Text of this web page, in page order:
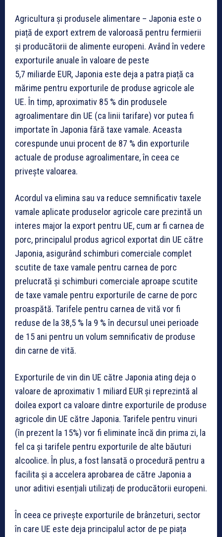
Agricultura și produsele alimentare – Japonia este o
piață de export extrem de valoroasă pentru fermierii
și producătorii de alimente europeni. Având în vedere
exporturile anuale în valoare de peste
5,7 miliarde EUR, Japonia este deja a patra piață ca
mărime pentru exporturile de produse agricole ale
UE. În timp, aproximativ 85 % din produsele
agroalimentare din UE (ca linii tarifare) vor putea fi
importate în Japonia fără taxe vamale. Aceasta
corespunde unui procent de 87 % din exporturile
actuale de produse agroalimentare, în ceea ce
privește valoarea.
Acordul va elimina sau va reduce semnificativ taxele
vamale aplicate produselor agricole care prezintă un
interes major la export pentru UE, cum ar fi carnea de
porc, principalul produs agricol exportat din UE către
Japonia, asigurând schimburi comerciale complet
scutite de taxe vamale pentru carnea de porc
prelucrată și schimburi comerciale aproape scutite
de taxe vamale pentru exporturile de carne de porc
proaspătă. Tarifele pentru carnea de vită vor fi
reduse de la 38,5 % la 9 % în decursul unei perioade
de 15 ani pentru un volum semnificativ de produse
din carne de vită.
Exporturile de vin din UE către Japonia ating deja o
valoare de aproximativ 1 miliard EUR și reprezintă al
doilea export ca valoare dintre exporturile de produse
agricole din UE către Japonia. Tarifele pentru vinuri
(în prezent la 15%) vor fi eliminate încă din prima zi, la
fel ca și tarifele pentru exporturile de alte băuturi
alcoolice. În plus, a fost lansată o procedură pentru a
facilita și a accelera aprobarea de către Japonia a
unor aditivi esențiali utilizați de producătorii europeni.
În ceea ce privește exporturile de brânzeturi, sector
în care UE este deja principalul actor de pe piața